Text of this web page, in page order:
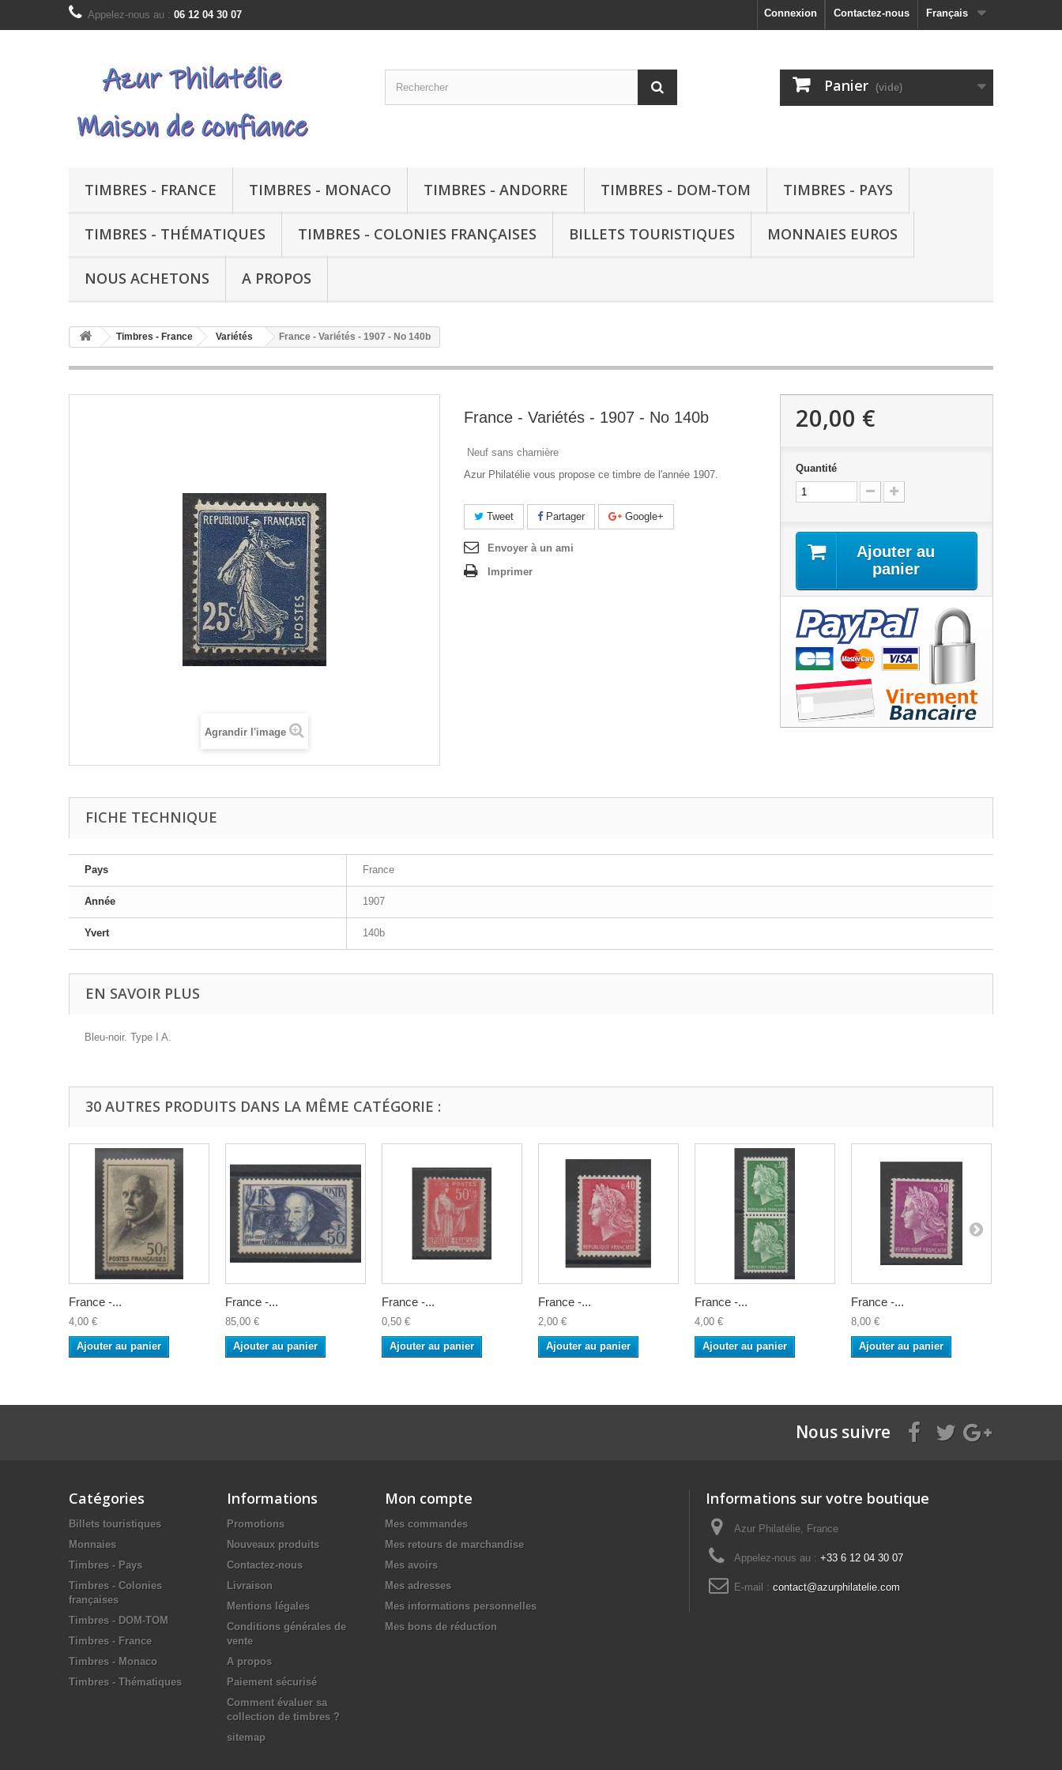
Français
Contactez-nous
Appelez-nous au : 06 12 04 30 07 Connexion
Panier (vide)
TIMBRES - FRANCE TIMBRES - MONACO TIMBRES - ANDORRE TIMBRES - DOM-TOM TIMBRES - PAYS
TIMBRES - THÉMATIQUES TIMBRES - COLONIES FRANÇAISES BILLETS TOURISTIQUES MONNAIES EUROS
NOUS ACHETONS A PROPOS
Timbres - France Variétés France - Variétés - 1907 - No 140b
Agrandir l'image
France - Variétés - 1907 - No 140b
Neuf sans charnière
Azur Philatélie vous propose ce timbre de l'année 1907.
Tweet Partager Google+
Envoyer à un ami
Imprimer
20,00 €
Quantité
Ajouter au
panier
FICHE TECHNIQUE
Pays France
Année 1907
Yvert 140b
EN SAVOIR PLUS
Bleu-noir. Type I A.
30 AUTRES PRODUITS DANS LA MÊME CATÉGORIE :
France -...
4,00 €
Ajouter au panier
France -...
85,00 €
Ajouter au panier
France -...
0,50 €
Ajouter au panier
France -...
2,00 €
Ajouter au panier
France -...
4,00 €
Ajouter au panier
France -...
8,00 €
Ajouter au panier
Nous suivre
Catégories
Billets touristiques
Monnaies
Timbres - Pays
Timbres - Colonies
françaises
Timbres - DOM-TOM
Timbres - France
Timbres - Monaco
Timbres - Thématiques
Informations
Promotions
Nouveaux produits
Contactez-nous
Livraison
Mentions légales
Conditions générales de
vente
A propos
Paiement sécurisé
Comment évaluer sa
collection de timbres ?
sitemap
Mon compte
Mes commandes
Mes retours de marchandise
Mes avoirs
Mes adresses
Mes informations personnelles
Mes bons de réduction
Informations sur votre boutique
Azur Philatélie, France
Appelez-nous au : +33 6 12 04 30 07
E-mail : contact@azurphilatelie.com